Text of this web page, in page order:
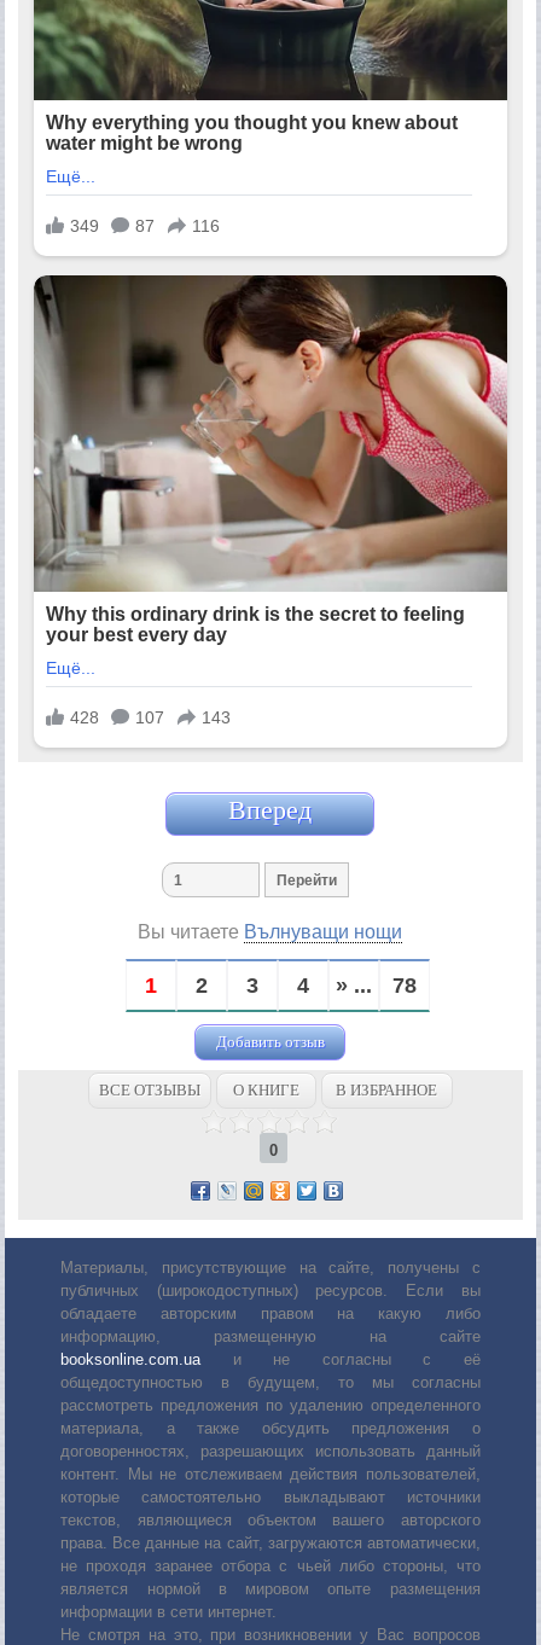
Вперед
Вы читаете Вълнуващи нощи
1 2 3 4 » ... 78
Добавить отзыв
ВСЕ ОТЗЫВЫ О КНИГЕ В ИЗБРАННОЕ
0
Материалы, присутствующие на сайте, получены с
публичных (широкодоступных) ресурсов. Если вы
обладаете авторским правом на какую либо
информацию, размещенную на сайте
booksonline.com.uaи не согласны с её
общедоступностью в будущем, то мы согласны
рассмотреть предложения по удалению определенного
материала, а также обсудить предложения о
договоренностях, разрешающих использовать данный
контент. Мы не отслеживаем действия пользователей,
которые самостоятельно выкладывают источники
текстов, являющиеся объектом вашего авторского
права. Все данные на сайт, загружаются автоматически,
не проходя заранее отбора с чьей либо стороны, что
является нормой в мировом опыте размещения
информации в сети интернет.
Не смотря на это, при возникновении у Вас вопросов